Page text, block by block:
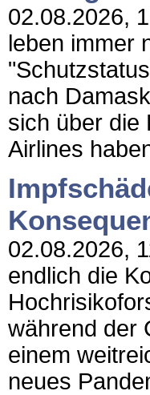
02.08.2026,
leben immer
nach
sich über die
Airlines
02.08.2026,
endlich die
während der
einem
neues